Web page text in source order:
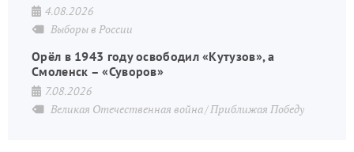
4.08.2026
Выборы в России
Орёл в 1943 году освободил «Кутузов», а
Смоленск – «Суворов»
7.08.2026
Великая Отечественная война Приближая Победу